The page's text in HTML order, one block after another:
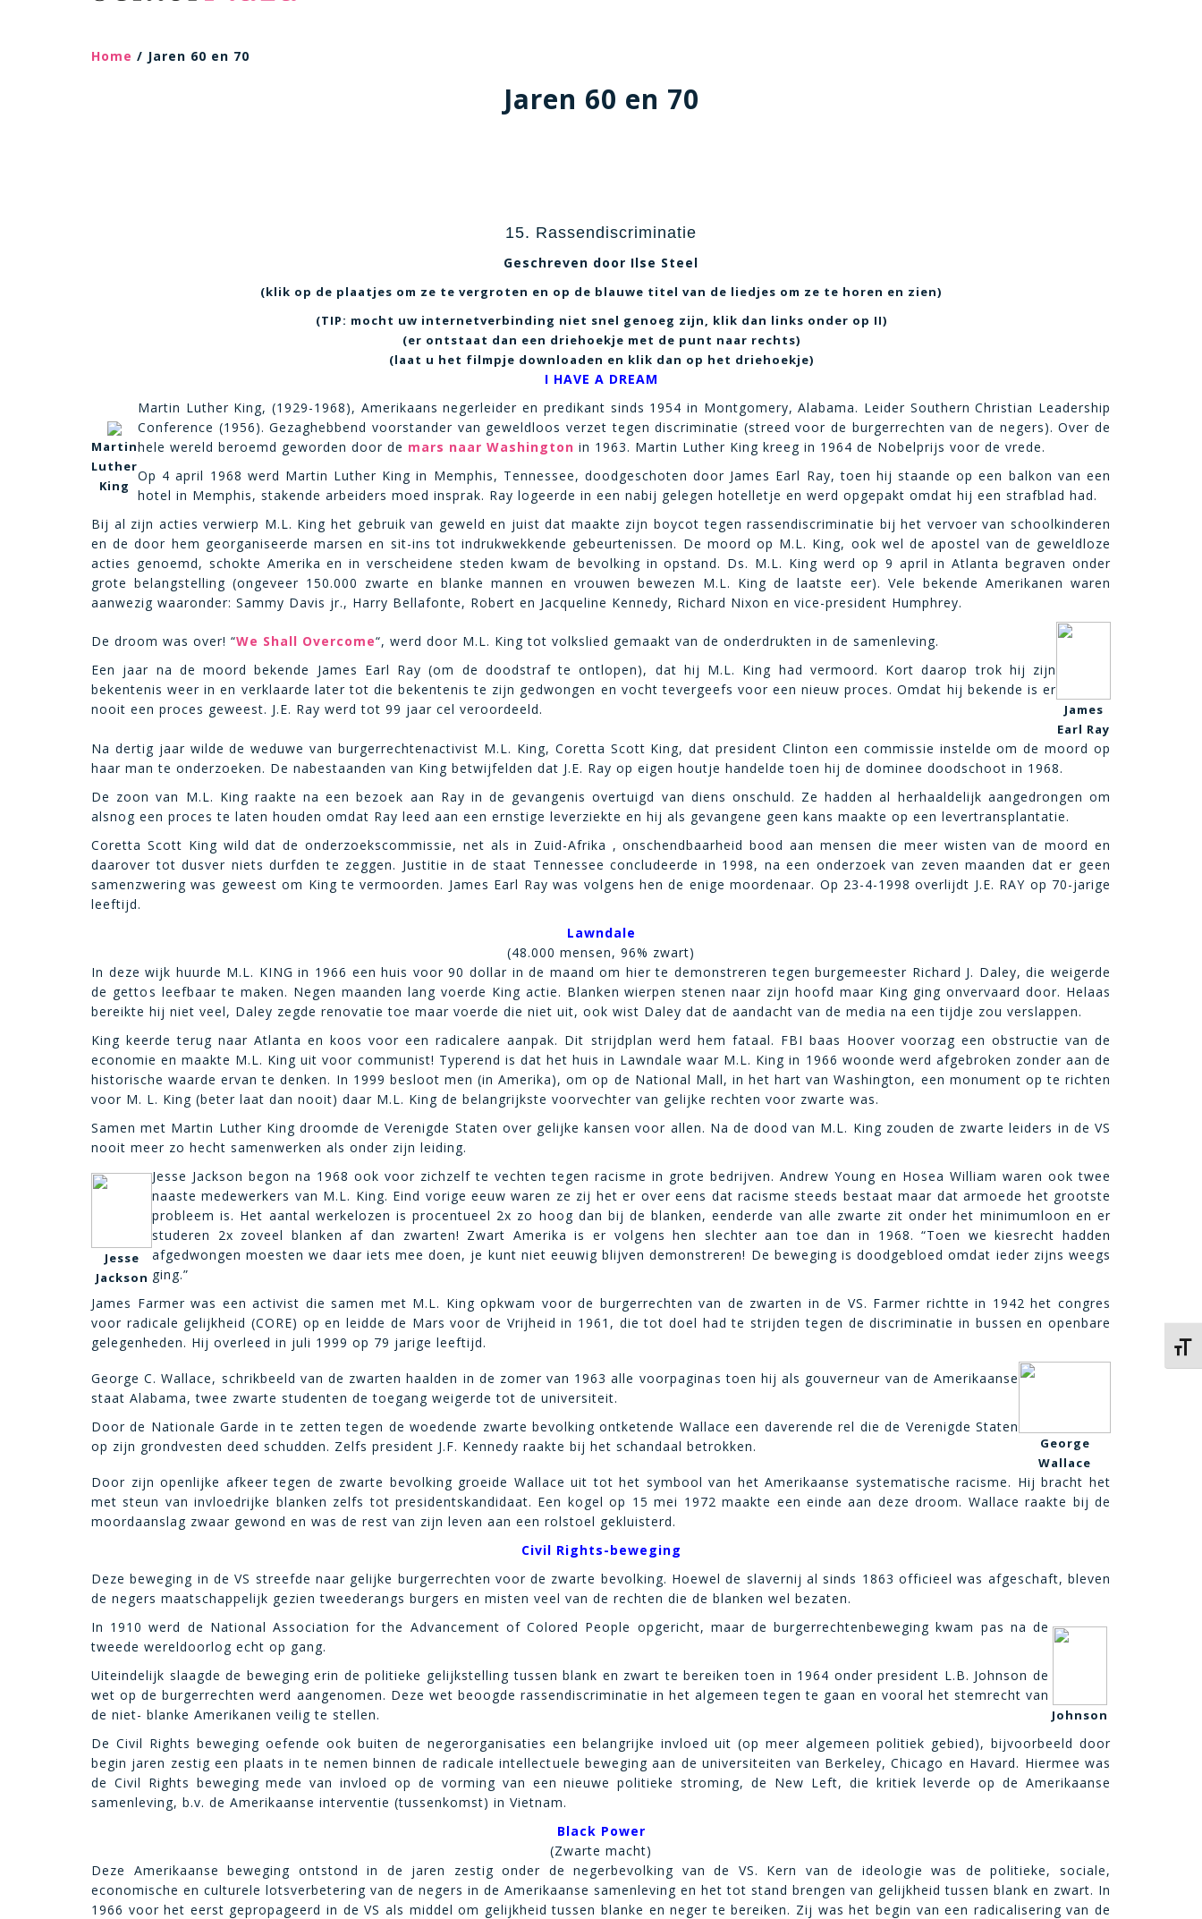
Home / Jaren 60 en 70
Jaren 60 en 70
15. Rassendiscriminatie
Geschreven door Ilse Steel
(klik op de plaatjes om ze te vergroten en op de blauwe titel van de liedjes om ze te horen en zien)
(TIP: mocht uw internetverbinding niet snel genoeg zijn, klik dan links onder op II)
(er ontstaat dan een driehoekje met de punt naar rechts)
(laat u het filmpje downloaden en klik dan op het driehoekje)
I HAVE A DREAM
Martin
Luther
King
Martin Luther King, (1929-1968), Amerikaans negerleider en predikant sinds 1954 in Montgomery, Alabama. Leider Southern Christian Leadership
Conference (1956). Gezaghebbend voorstander van geweldloos verzet tegen discriminatie (streed voor de burgerrechten van de negers). Over de
hele wereld beroemd geworden door de mars naar Washington in 1963. Martin Luther King kreeg in 1964 de Nobelprijs voor de vrede.
Op 4 april 1968 werd Martin Luther King in Memphis, Tennessee, doodgeschoten door James Earl Ray, toen hij staande op een balkon van een
hotel in Memphis, stakende arbeiders moed insprak. Ray logeerde in een nabij gelegen hotelletje en werd opgepakt omdat hij een strafblad had.
Bij al zijn acties verwierp M.L. King het gebruik van geweld en juist dat maakte zijn boycot tegen rassendiscriminatie bij het vervoer van schoolkinderen
en de door hem georganiseerde marsen en sit-ins tot indrukwekkende gebeurtenissen. De moord op M.L. King, ook wel de apostel van de geweldloze
acties genoemd, schokte Amerika en in verscheidene steden kwam de bevolking in opstand. Ds. M.L. King werd op 9 april in Atlanta begraven onder
grote belangstelling (ongeveer 150.000 zwarte en blanke mannen en vrouwen bewezen M.L. King de laatste eer). Vele bekende Amerikanen waren
aanwezig waaronder: Sammy Davis jr., Harry Bellafonte, Robert en Jacqueline Kennedy, Richard Nixon en vice-president Humphrey.
De droom was over! “We Shall Overcome“, werd door M.L. King tot volkslied gemaakt van de onderdrukten in de samenleving.
Een jaar na de moord bekende James Earl Ray (om de doodstraf te ontlopen), dat hij M.L. King had vermoord. Kort daarop trok hij zijn
bekentenis weer in en verklaarde later tot die bekentenis te zijn gedwongen en vocht tevergeefs voor een nieuw proces. Omdat hij bekende is er
nooit een proces geweest. J.E. Ray werd tot 99 jaar cel veroordeeld.
James
Earl Ray
Na dertig jaar wilde de weduwe van burgerrechtenactivist M.L. King, Coretta Scott King, dat president Clinton een commissie instelde om de moord op
haar man te onderzoeken. De nabestaanden van King betwijfelden dat J.E. Ray op eigen houtje handelde toen hij de dominee doodschoot in 1968.
De zoon van M.L. King raakte na een bezoek aan Ray in de gevangenis overtuigd van diens onschuld. Ze hadden al herhaaldelijk aangedrongen om
alsnog een proces te laten houden omdat Ray leed aan een ernstige leverziekte en hij als gevangene geen kans maakte op een levertransplantatie.
Coretta Scott King wild dat de onderzoekscommissie, net als in Zuid-Afrika , onschendbaarheid bood aan mensen die meer wisten van de moord en
daarover tot dusver niets durfden te zeggen. Justitie in de staat Tennessee concludeerde in 1998, na een onderzoek van zeven maanden dat er geen
samenzwering was geweest om King te vermoorden. James Earl Ray was volgens hen de enige moordenaar. Op 23-4-1998 overlijdt J.E. RAY op 70-jarige
leeftijd.
Lawndale
(48.000 mensen, 96% zwart)
In deze wijk huurde M.L. KING in 1966 een huis voor 90 dollar in de maand om hier te demonstreren tegen burgemeester Richard J. Daley, die weigerde
de gettos leefbaar te maken. Negen maanden lang voerde King actie. Blanken wierpen stenen naar zijn hoofd maar King ging onvervaard door. Helaas
bereikte hij niet veel, Daley zegde renovatie toe maar voerde die niet uit, ook wist Daley dat de aandacht van de media na een tijdje zou verslappen.
King keerde terug naar Atlanta en koos voor een radicalere aanpak. Dit strijdplan werd hem fataal. FBI baas Hoover voorzag een obstructie van de
economie en maakte M.L. King uit voor communist! Typerend is dat het huis in Lawndale waar M.L. King in 1966 woonde werd afgebroken zonder aan de
historische waarde ervan te denken. In 1999 besloot men (in Amerika), om op de National Mall, in het hart van Washington, een monument op te richten
voor M. L. King (beter laat dan nooit) daar M.L. King de belangrijkste voorvechter van gelijke rechten voor zwarte was.
Samen met Martin Luther King droomde de Verenigde Staten over gelijke kansen voor allen. Na de dood van M.L. King zouden de zwarte leiders in de VS
nooit meer zo hecht samenwerken als onder zijn leiding.
Jesse
Jackson
Jesse Jackson begon na 1968 ook voor zichzelf te vechten tegen racisme in grote bedrijven. Andrew Young en Hosea William waren ook twee
naaste medewerkers van M.L. King. Eind vorige eeuw waren ze zij het er over eens dat racisme steeds bestaat maar dat armoede het grootste
probleem is. Het aantal werkelozen is procentueel 2x zo hoog dan bij de blanken, eenderde van alle zwarte zit onder het minimumloon en er
studeren 2x zoveel blanken af dan zwarten! Zwart Amerika is er volgens hen slechter aan toe dan in 1968. “Toen we kiesrecht hadden
afgedwongen moesten we daar iets mee doen, je kunt niet eeuwig blijven demonstreren! De beweging is doodgebloed omdat ieder zijns weegs
ging.”
James Farmer was een activist die samen met M.L. King opkwam voor de burgerrechten van de zwarten in de VS. Farmer richtte in 1942 het congres
voor radicale gelijkheid (CORE) op en leidde de Mars voor de Vrijheid in 1961, die tot doel had te strijden tegen de discriminatie in bussen en openbare
gelegenheden. Hij overleed in juli 1999 op 79 jarige leeftijd.
George C. Wallace, schrikbeeld van de zwarten haalden in de zomer van 1963 alle voorpaginas toen hij als gouverneur van de Amerikaanse
staat Alabama, twee zwarte studenten de toegang weigerde tot de universiteit.
Door de Nationale Garde in te zetten tegen de woedende zwarte bevolking ontketende Wallace een daverende rel die de Verenigde Staten
op zijn grondvesten deed schudden. Zelfs president J.F. Kennedy raakte bij het schandaal betrokken.
George
Wallace
Door zijn openlijke afkeer tegen de zwarte bevolking groeide Wallace uit tot het symbool van het Amerikaanse systematische racisme. Hij bracht het
met steun van invloedrijke blanken zelfs tot presidentskandidaat. Een kogel op 15 mei 1972 maakte een einde aan deze droom. Wallace raakte bij de
moordaanslag zwaar gewond en was de rest van zijn leven aan een rolstoel gekluisterd.
Civil Rights-beweging
Deze beweging in de VS streefde naar gelijke burgerrechten voor de zwarte bevolking. Hoewel de slavernij al sinds 1863 officieel was afgeschaft, bleven
de negers maatschappelijk gezien tweederangs burgers en misten veel van de rechten die de blanken wel bezaten.
In 1910 werd de National Association for the Advancement of Colored People opgericht, maar de burgerrechtenbeweging kwam pas na de
tweede wereldoorlog echt op gang.
Uiteindelijk slaagde de beweging erin de politieke gelijkstelling tussen blank en zwart te bereiken toen in 1964 onder president L.B. Johnson de
wet op de burgerrechten werd aangenomen. Deze wet beoogde rassendiscriminatie in het algemeen tegen te gaan en vooral het stemrecht van
de niet- blanke Amerikanen veilig te stellen.
Johnson
De Civil Rights beweging oefende ook buiten de negerorganisaties een belangrijke invloed uit (op meer algemeen politiek gebied), bijvoorbeeld door
begin jaren zestig een plaats in te nemen binnen de radicale intellectuele beweging aan de universiteiten van Berkeley, Chicago en Havard. Hiermee was
de Civil Rights beweging mede van invloed op de vorming van een nieuwe politieke stroming, de New Left, die kritiek leverde op de Amerikaanse
samenleving, b.v. de Amerikaanse interventie (tussenkomst) in Vietnam.
Black Power
(Zwarte macht)
Deze Amerikaanse beweging ontstond in de jaren zestig onder de negerbevolking van de VS. Kern van de ideologie was de politieke, sociale,
economische en culturele lotsverbetering van de negers in de Amerikaanse samenleving en het tot stand brengen van gelijkheid tussen blank en zwart. In
1966 voor het eerst gepropageerd in de VS als middel om gelijkheid tussen blanke en neger te bereiken. Zij was het begin van een radicalisering van de